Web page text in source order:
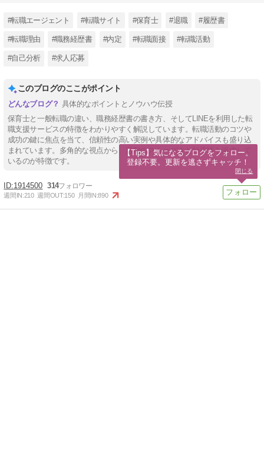
#転職エージェント #転職サイト #保育士 #退職 #履歴書
#転職理由 #職務経歴書 #内定 #転職面接 #転職活動
#自己分析 #求人応募
このブログのここがポイント
具体的なポイントとノウハウ伝授
保育士と一般転職の違い、職務経歴書の書き方、そしてLINEを利用した転
職支援サービスの特徴をわかりやすく解説しています。転職活動のコツや
成功の鍵に焦点を当て、信頼性の高い実例や具体的なアドバイスも盛り込
まれています。多角的な視点から、活動のスムーズさと効率性を追求して
いるのが特徴です。
1914500 314
週間IN:210 週間OUT:150 月間IN:890
【Tips】気になるブログをフォロー。
登録不要。更新を逃さずキャッチ！
閉じる